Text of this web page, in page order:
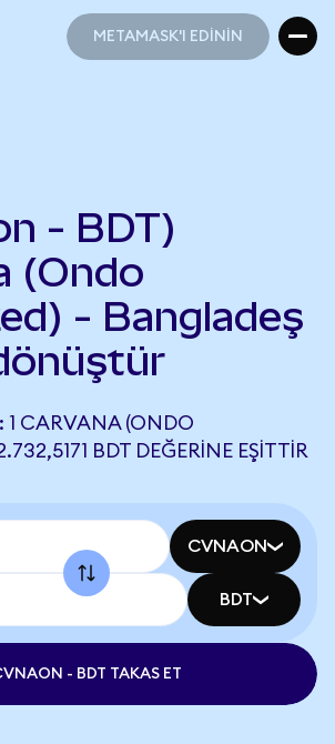
METAMASK'I EDİNİN
- BDT)
(Ondo
- Bangladeş
CARVANA (ONDO
BDT DEĞERINE EŞITTIR
CVNAON
BDT
- BDT TAKAS ET